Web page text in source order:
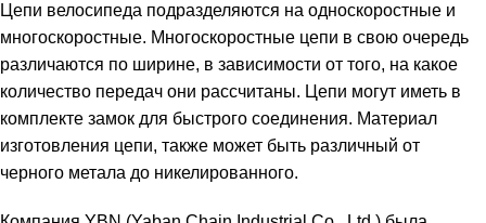
Цепи велосипеда подразделяются на односкоростные и
многоскоростные. Многоскоростные цепи в свою очередь
различаются по ширине, в зависимости от того, на какое
количество передач они рассчитаны. Цепи могут иметь в
комплекте замок для быстрого соединения. Материал
изготовления цепи, также может быть различный от
черного метала до никелированного.